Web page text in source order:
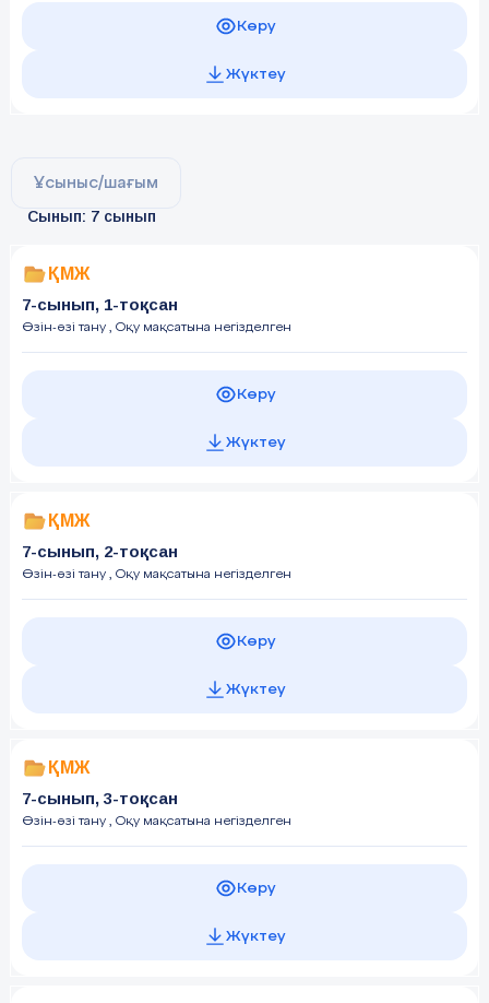
Көру
Жүктеу
Ұсыныс/шағым
Сынып: 7 сынып
ҚМЖ
7-сынып, 1-тоқсан
Өзін-өзі тану , Оқу мақсатына негізделген
Көру
Жүктеу
ҚМЖ
7-сынып, 2-тоқсан
Өзін-өзі тану , Оқу мақсатына негізделген
Көру
Жүктеу
ҚМЖ
7-сынып, 3-тоқсан
Өзін-өзі тану , Оқу мақсатына негізделген
Көру
Жүктеу